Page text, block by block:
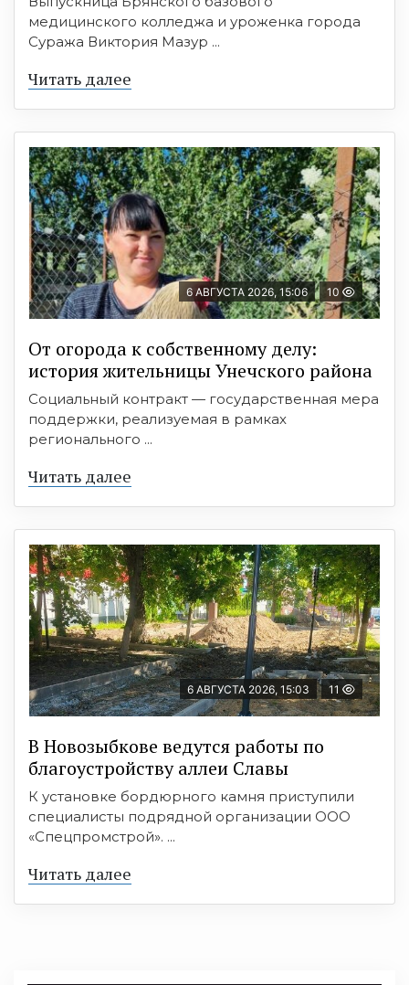
медицинского колледжа и уроженка города
Суража Виктория Мазур ...
Читать далее
6 АВГУСТА 2026, 15:06 10
От огорода к собственному делу:
история жительницы Унечского района
Социальный контракт — государственная мера
поддержки, реализуемая в рамках
регионального ...
Читать далее
6 АВГУСТА 2026, 15:03 11
В Новозыбкове ведутся работы по
благоустройству аллеи Славы
К установке бордюрного камня приступили
специалисты подрядной организации ООО
«Спецпромстрой». ...
Читать далее